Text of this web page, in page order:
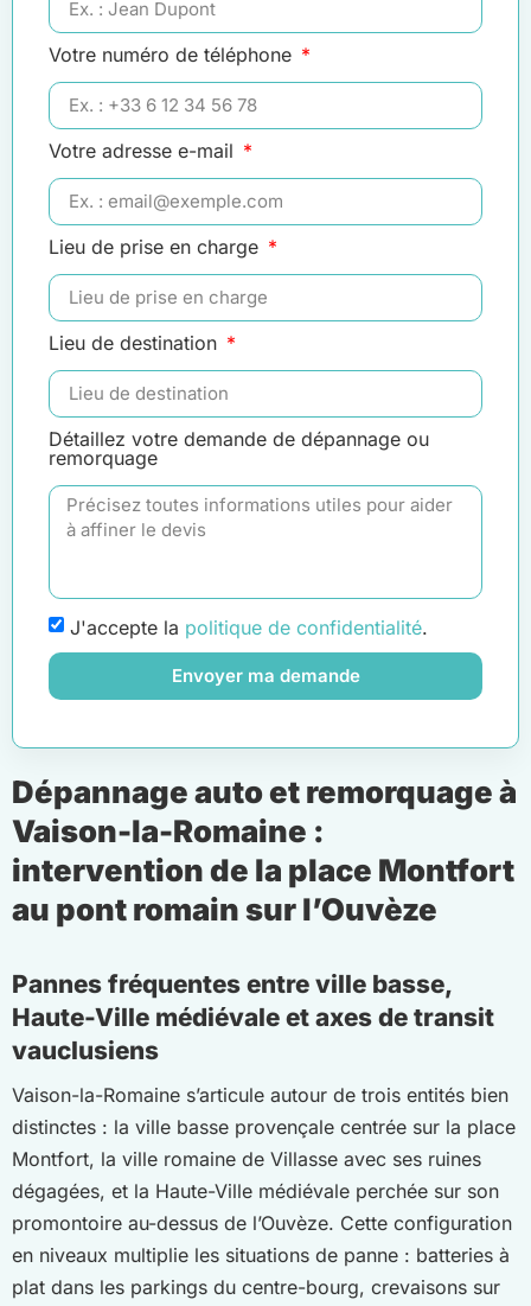
Votre numéro de téléphone
Votre adresse e-mail
Lieu de prise en charge
Lieu de destination
Détaillez votre demande de dépannage ou
remorquage
J'accepte la politique de confidentialité.
Envoyer ma demande
Dépannage auto et remorquage à
Vaison-la-Romaine :
intervention de la place Montfort
au pont romain sur l’Ouvèze
Pannes fréquentes entre ville basse,
Haute-Ville médiévale et axes de transit
vauclusiens
Vaison-la-Romaine s’articule autour de trois entités bien
distinctes : la ville basse provençale centrée sur la place
Montfort, la ville romaine de Villasse avec ses ruines
dégagées, et la Haute-Ville médiévale perchée sur son
promontoire au-dessus de l’Ouvèze. Cette configuration
en niveaux multiplie les situations de panne : batteries à
plat dans les parkings du centre-bourg, crevaisons sur